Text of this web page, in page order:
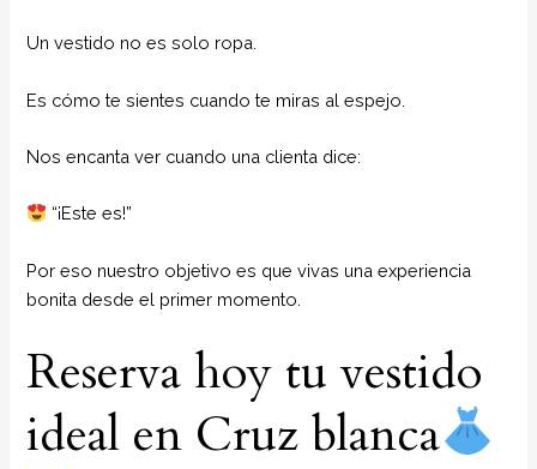
Un vestido no es solo ropa.
Es cómo te sientes cuando te miras al espejo.
Nos encanta ver cuando una clienta dice:
“¡Este es!”
Por eso nuestro objetivo es que vivas una experiencia
bonita desde el primer momento.
Reserva hoy tu vestido
ideal en Cruz blanca